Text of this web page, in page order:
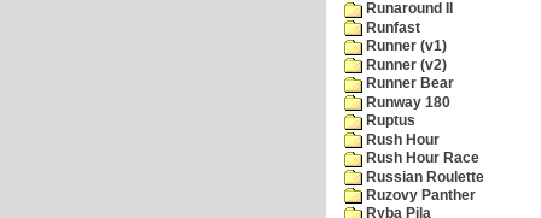
Runaround II
Runfast
Runner (v1)
Runner (v2)
Runner Bear
Runway 180
Ruptus
Rush Hour
Rush Hour Race
Russian Roulette
Ruzovy Panther
Ryba Pila